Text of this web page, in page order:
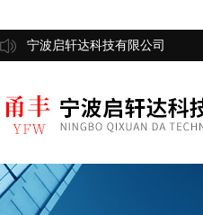
宁波启轩达科技有限公司